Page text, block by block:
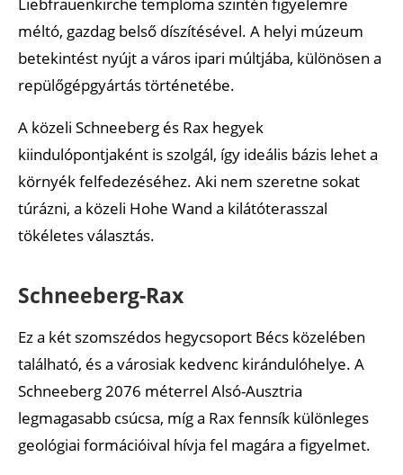
méltó, gazdag belső díszítésével. A helyi múzeum
betekintést nyújt a város ipari múltjába, különösen a
repülőgépgyártás történetébe.
A közeli Schneeberg és Rax hegyek
kiindulópontjaként is szolgál, így ideális bázis lehet a
környék felfedezéséhez. Aki nem szeretne sokat
túrázni, a közeli Hohe Wand a kilátóterasszal
tökéletes választás.
Schneeberg-Rax
Ez a két szomszédos hegycsoport Bécs közelében
található, és a városiak kedvenc kirándulóhelye. A
Schneeberg 2076 méterrel Alsó-Ausztria
legmagasabb csúcsa, míg a Rax fennsík különleges
geológiai formációival hívja fel magára a figyelmet.